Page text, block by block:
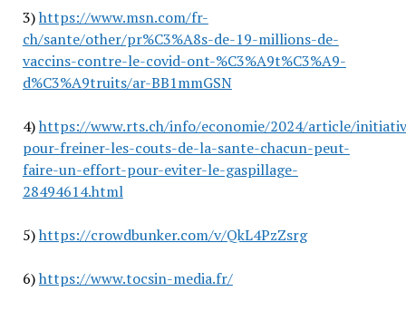
3)https://www.msn.com/fr-
ch/sante/other/pr%C3%A8s-de-19-millions-de-
vaccins-contre-le-covid-ont-%C3%A9t%C3%A9-
d%C3%A9truits/ar-BB1mmGSN
4)https://www.rts.ch/info/economie/2024/article/
pour-freiner-les-couts-de-la-sante-chacun-peut-
faire-un-effort-pour-eviter-le-gaspillage-
28494614.html
5)https://crowdbunker.com/v/QkL4PzZsrg
6)https://www.tocsin-media.fr/